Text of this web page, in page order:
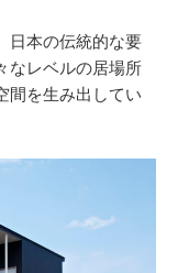
日本の伝統的な要
なレベルの居場所
間を生み出してい